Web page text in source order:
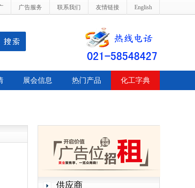
广告服务 联系我们 友情链接 English
展会信息 热门产品 化工字典
供应商